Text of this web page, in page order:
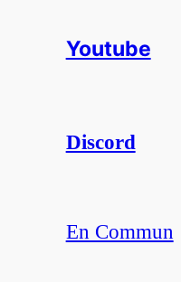
Youtube
Discord
En Commun